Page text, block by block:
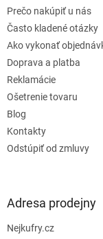
Prečo nakúpiť u nás
Často kladené otázky
Ako vykonať
Doprava a platba
Reklamácie
Ošetrenie tovaru
Blog
Kontakty
Odstúpiť od zmluvy
Adresa prodejny
Nejkufry.cz